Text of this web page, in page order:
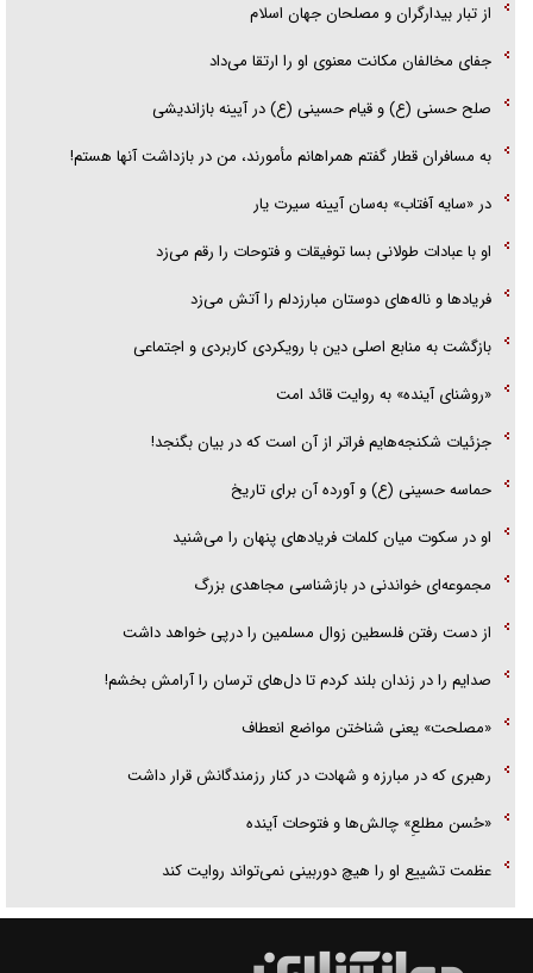
قصه ناتمام سرویس مدارس
آیا مقاومت فلسطین خلع‌سلاح می‌شود؟
از تبار بیدارگران و مصلحان جهان اسلام
جفای مخالفان مکانت معنوی او را ارتقا می‌داد
صلح حسنی (ع) و قیام حسینی (ع) در آیینه بازاندیشی
به مسافران قطار گفتم همراهانم مأمورند، من در بازداشت آنها هستم!
در «سایه آفتاب» به‌سان آیینه سیرت یار
او با عبادات طولانی بسا توفیقات و فتوحات را رقم می‌زد
فریاد‌ها و ناله‌های دوستان مبارزدلم را آتش می‌زد
بازگشت به منابع اصلی دین با رویکردی کاربردی و اجتماعی
«روشنای آینده» به روایت قائد امت
جزئیات شکنجه‌هایم فراتر از آن است که در بیان بگنجد!
حماسه حسینی (ع) و آورده آن برای تاریخ
او در سکوت میان کلمات فریاد‌های پنهان را می‌شنید
مجموعه‌ای خواندنی در بازشناسی مجاهدی بزرگ
از دست رفتن فلسطین زوال مسلمین را درپی خواهد داشت
صدایم را در زندان بلند کردم تا دل‌های ترسان را آرامش بخشم!
«مصلحت» یعنی شناختن مواضع انعطاف
رهبری که در مبارزه و شهادت در کنار رزمندگانش قرار داشت
«حُسن مطلعِ» چالش‌ها و فتوحات آینده
عظمت تشییع او را هیچ دوربینی نمی‌تواند روایت کند